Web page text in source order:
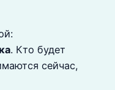
. Кто будет
сейчас,